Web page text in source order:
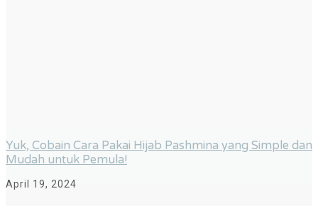
Yuk, Cobain Cara Pakai Hijab Pashmina yang Simple dan
Mudah untuk Pemula!
April 19, 2024